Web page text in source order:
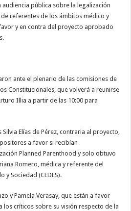
audiencia pública sobre la legalización
referentes de los ámbitos médico y
y en contra del proyecto aprobado
ante el plenario de las comisiones de
Constitucionales, que volverá a reunirse
Illia a partir de las 10:00 para
Elías de Pérez, contraria al proyecto,
a favor si recibían
Planned Parenthood y solo obtuvo
Romero, médica y referente del
y Sociedad (CEDES).
y Pamela Verasay, que están a favor
críticos sobre su visión respecto de la